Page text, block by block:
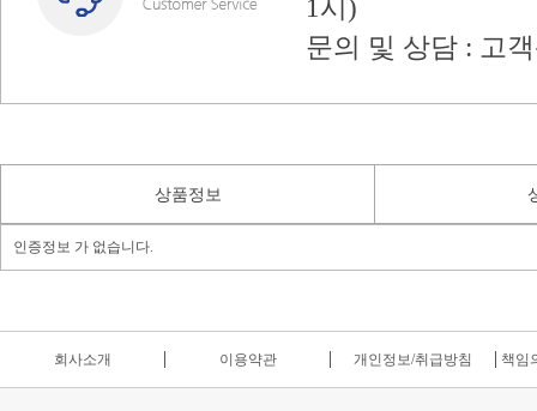
1시)
문의 및 상담 : 고
상품정보
인증정보 가 없습니다.
회사소개 이용약관 개인정보/취급방침 책임